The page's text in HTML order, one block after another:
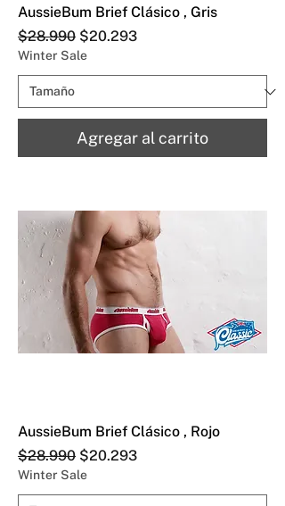
AussieBum Brief Clásico , Gris
Precio
$28.990 Precio de oferta
$20.293
Winter Sale
Agregar al carrito
AussieBum Brief Clásico , Rojo
Precio
$28.990 Precio de oferta
$20.293
Winter Sale